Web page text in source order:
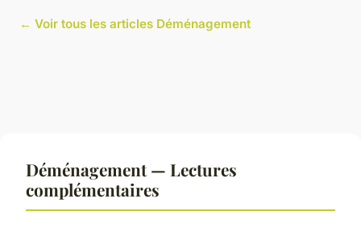
← Voir tous les articles Déménagement
Déménagement — Lectures
complémentaires